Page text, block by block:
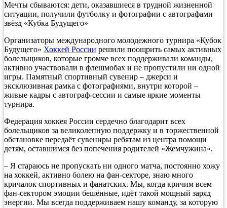
Мечты сбываются: дети, оказавшиеся в трудной жизненной
ситуации, получили футболку и фотографии с автографами
звёзд «Кубка Будущего»
Организаторы международного молодежного турнира «Кубок
Будущего» Хоккей России решили поощрить самых активных
болельщиков, которые громче всех поддерживали команды,
активно участвовали в флешмобах и не пропустили ни одной
игры. Памятный спортивный сувенир – джерси и
эксклюзивная рамка с фотографиями, внутри которой –
живые кадры с автограф-сессии и самые яркие моменты
турнира.
Федерация хоккея России сердечно благодарит всех
болельщиков за великолепную поддержку и в торжественной
обстановке передаёт сувениры ребятам из центра помощи
детям, оставшимся без попечения родителей «Жемчужина».
– Я стараюсь не пропускать ни одного матча, постоянно хожу
на хоккей, активно болею на фан-секторе, знаю много
кричалок спортивных и фанатских. Мы, когда кричим всем
фан-сектором эмоции бешённые, идёт такой мощный заряд
энергии. Мы всегда поддерживаем нашу команду, за которую